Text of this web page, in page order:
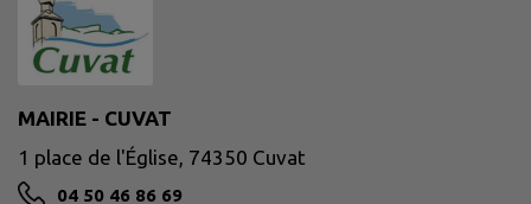
MAIRIE - CUVAT
1 place de l'Église, 74350 Cuvat
04 50 46 86 69